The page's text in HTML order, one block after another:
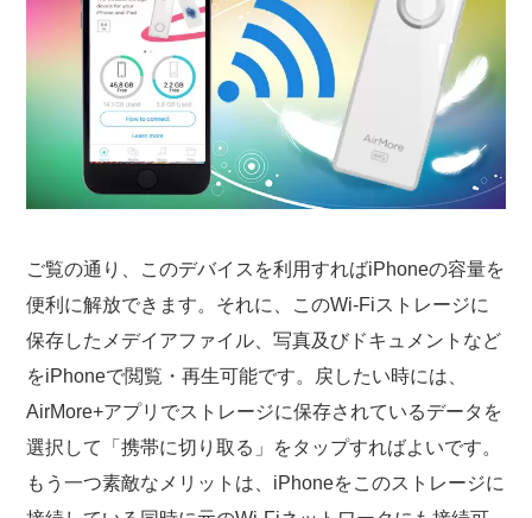
ご覧の通り、このデバイスを利用すればiPhoneの容量を
便利に解放できます。それに、このWi-Fiストレージに
保存したメデイアファイル、写真及びドキュメントなど
をiPhoneで閲覧・再生可能です。戻したい時には、
AirMore+アプリでストレージに保存されているデータを
選択して「携帯に切り取る」をタップすればよいです。
もう一つ素敵なメリットは、iPhoneをこのストレージに